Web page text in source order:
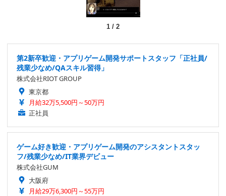
1/ 2
第2新卒歓迎・アプリゲーム開発サポートスタッフ「正社員/
残業少なめ/QAスキル習得」
株式会社RIOT GROUP
東京都
月給32万5,500円～50万円
正社員
ゲーム好き歓迎・アプリゲーム開発のアシスタントスタッ
フ/残業少なめ/IT業界デビュー
株式会社GUM
大阪府
月給29万6,300円～55万円